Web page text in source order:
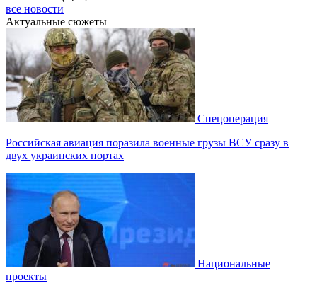
все новости
Актуальные сюжеты
Спецоперация
Российская авиация поразила военные грузы ВСУ сразу в
двух украинских портах
Национальные
проекты